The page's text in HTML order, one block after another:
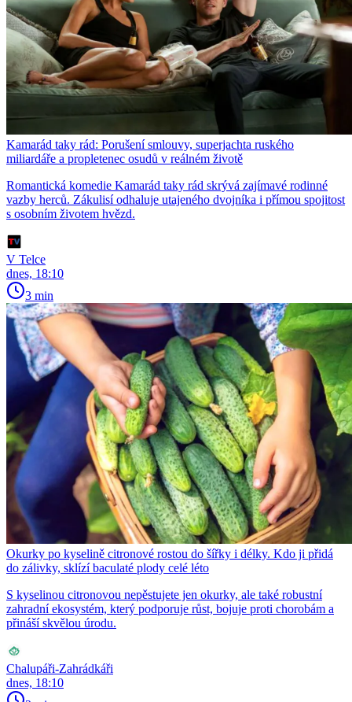
Kamarád taky rád: Porušení smlouvy, superjachta ruského
miliardáře a propletenec osudů v reálném životě
Romantická komedie Kamarád taky rád skrývá zajímavé rodinné
vazby herců. Zákulisí odhaluje utajeného dvojníka i přímou spojitost
s osobním životem hvězd.
V Telce
dnes, 18:10
3 min
Okurky po kyselině citronové rostou do šířky i délky. Kdo ji přidá
do zálivky, sklízí baculaté plody celé léto
S kyselinou citronovou nepěstujete jen okurky, ale také robustní
zahradní ekosystém, který podporuje růst, bojuje proti chorobám a
přináší skvělou úrodu.
Chalupáři-Zahrádkáři
dnes, 18:10